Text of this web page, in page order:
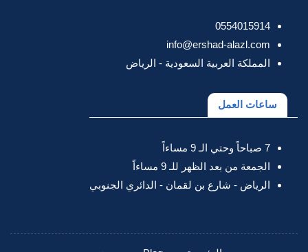
0554015914
info@ershad-alazl.com
المملكة العربية السعودية - الرياض
ساعات العمل
7 صباحاً وحتي الـ 9 مساءاً
الجمعة من بعد الظهر للـ 9 مساءاً
الرياض - شارع بن لقمان - الدائري الجنوبي